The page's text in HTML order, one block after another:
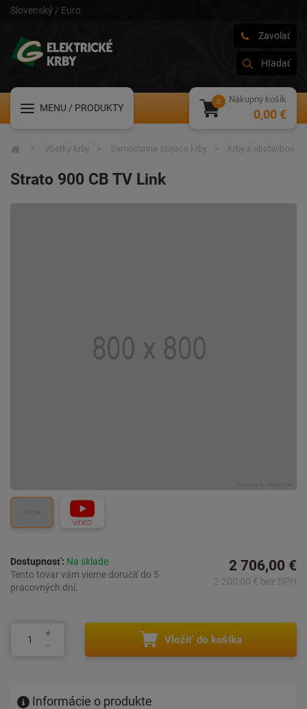
Slovenský / Euro
Zavolať
Hľadať
MENU / PRODUKTY
Nákupný košík
0,00 €
Strato 900 CB TV Link
Dostupnosť: Na sklade
Tento tovar vám vieme doručiť do 5
pracovných dní.
2 706,00 €
2 200,00 € bez DPH
Vložiť do košíka
Informácie o produkte
Všetky krby Samostatne stojace krby Krby s obstavbou